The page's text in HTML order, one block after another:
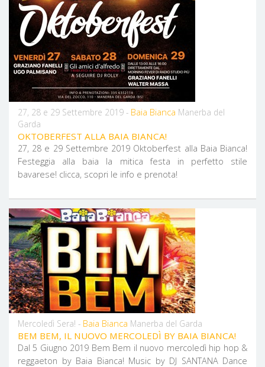
27, 28 e 29 Settembre 2019 - Baia Bianca Manerba del
Garda
OKTOBERFEST ALLA BAIA BIANCA!
27, 28 e 29 Settembre 2019 Oktoberfest alla Baia Bianca!
Festeggia alla baia la mitica festa in perfetto stile
bavarese! clicca, scopri le info e prenota!
Mercoledì Sera! - Baia Bianca Manerba del Garda
BEM BEM, IL NUOVO MERCOLEDÌ BY BAIA BIANCA!
Dal 5 Giugno 2019 Bem Bem il nuovo mercoledì hip hop &
reggaeton by Baia Bianca! Music by DJ SANTANA Dance